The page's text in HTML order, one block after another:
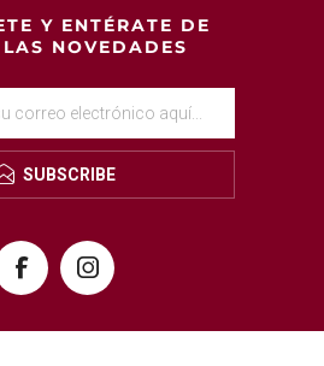
Y ENTÉRATE DE
NOVEDADES
SUBSCRIBE